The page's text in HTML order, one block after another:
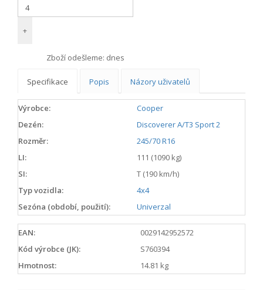
+
Zboží odešleme: dnes
Specifikace Popis Názory uživatelů
Výrobce:
Cooper
Dezén:
Discoverer A/T3 Sport 2
Rozměr:
245/70 R16
LI:
111 (1090 kg)
SI:
T (190 km/h)
Typ vozidla:
4x4
Sezóna (období, použití):
Univerzal
EAN:
0029142952572
Kód výrobce (JK):
S760394
Hmotnost:
14.81 kg